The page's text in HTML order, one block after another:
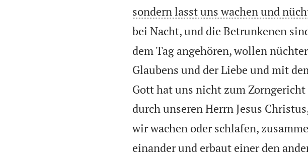
sondern lasst uns wachen und
bei Nacht, und die Betrunkenen
dem Tag angehören, wollen
Glaubens und der Liebe und mit
Gott hat uns nicht zum
durch unseren Herrn Jesus
wir wachen oder schlafen,
einander und erbaut einer den